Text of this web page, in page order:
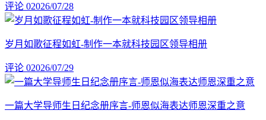
评论 02026/07/28
岁月如歌征程如虹-制作一本就科技园区领导相册
评论 02026/07/29
一篇大学导师生日纪念册序言-师恩似海表达师恩深重之意